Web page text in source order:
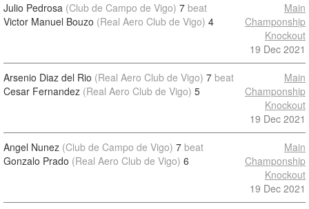
Julio Pedrosa (Club de Campo de Vigo) 7 beat
Victor Manuel Bouzo (Real Aero Club de Vigo) 4
Main
Champonship
Knockout
19 Dec 2021
Arsenio Diaz del Rio (Real Aero Club de Vigo) 7 beat
Cesar Fernandez (Real Aero Club de Vigo) 5
Main
Champonship
Knockout
19 Dec 2021
Angel Nunez (Club de Campo de Vigo) 7 beat
Gonzalo Prado (Real Aero Club de Vigo) 6
Main
Champonship
Knockout
19 Dec 2021